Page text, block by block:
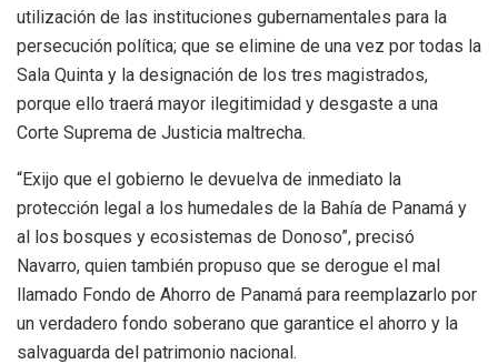
utilización de las instituciones gubernamentales para la
persecución política; que se elimine de una vez por todas la
Sala Quinta y la designación de los tres magistrados,
porque ello traerá mayor ilegitimidad y desgaste a una
Corte Suprema de Justicia maltrecha.
“Exijo que el gobierno le devuelva de inmediato la
protección legal a los humedales de la Bahía de Panamá y
al los bosques y ecosistemas de Donoso”, precisó
Navarro, quien también propuso que se derogue el mal
llamado Fondo de Ahorro de Panamá para reemplazarlo por
un verdadero fondo soberano que garantice el ahorro y la
salvaguarda del patrimonio nacional.